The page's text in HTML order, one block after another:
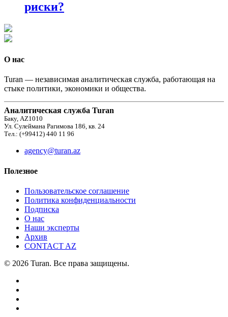
риски?
О нас
Turan — независимая аналитическая служба, работающая на
стыке политики, экономики и общества.
Аналитическая служба Turan
Баку, AZ1010
Ул. Сулеймана Рагимова 186, кв. 24
Тел.: (+99412) 440 11 96
agency@turan.az
Полезное
Пользовательское соглашение
Политика конфиденциальности
Подписка
О нас
Наши эксперты
Архив
CONTACT AZ
© 2026 Turan. Все права защищены.